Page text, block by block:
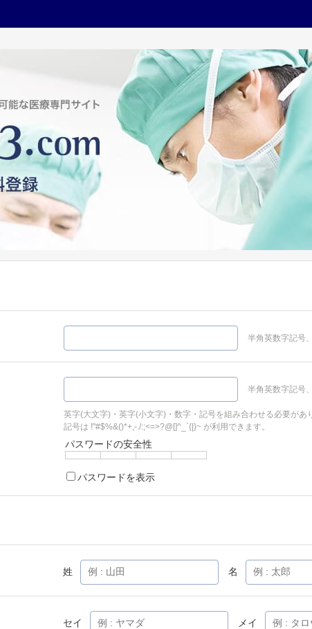
半角英数字記号
半角英数字記号
英字(大文字)・英字(小文字)・数字・記号を組み合わせる必要があ
記号は !"#$%&()*+,-./:;<=>?@[]^_`{|}~ が利用できます。
パスワードの安全性
パスワードを表示
姓 名
セイ メイ